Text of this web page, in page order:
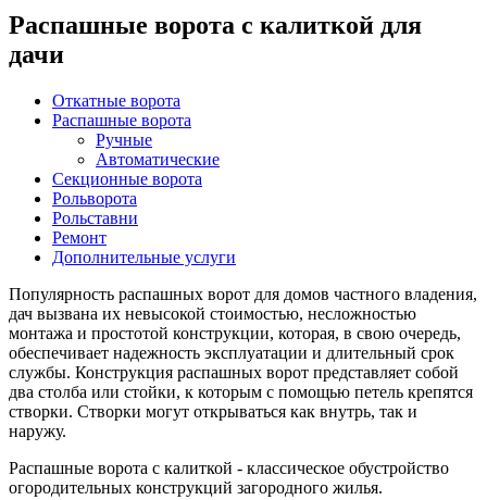
Распашные ворота с калиткой для
дачи
Откатные ворота
Распашные ворота
Ручные
Автоматические
Секционные ворота
Рольворота
Рольставни
Ремонт
Дополнительные услуги
Популярность распашных ворот для домов частного владения,
дач вызвана их невысокой стоимостью, несложностью
монтажа и простотой конструкции, которая, в свою очередь,
обеспечивает надежность эксплуатации и длительный срок
службы. Конструкция распашных ворот представляет собой
два столба или стойки, к которым с помощью петель крепятся
створки. Створки могут открываться как внутрь, так и
наружу.
Распашные ворота с калиткой - классическое обустройство
огородительных конструкций загородного жилья.